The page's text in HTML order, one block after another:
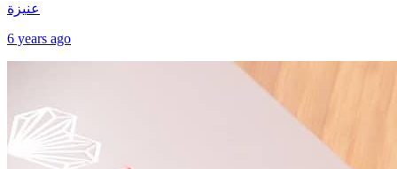
عنيزة
6 years ago